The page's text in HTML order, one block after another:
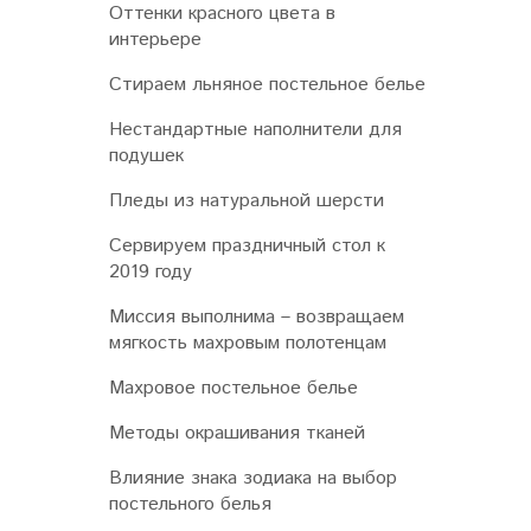
Оттенки красного цвета в
интерьере
Стираем льняное постельное белье
Нестандартные наполнители для
подушек
Пледы из натуральной шерсти
Сервируем праздничный стол к
2019 году
Миссия выполнима – возвращаем
мягкость махровым полотенцам
Махровое постельное белье
Методы окрашивания тканей
Влияние знака зодиака на выбор
постельного белья